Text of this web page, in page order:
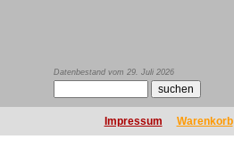
Datenbestand vom 29. Juli 2026
Impressum Warenkorb